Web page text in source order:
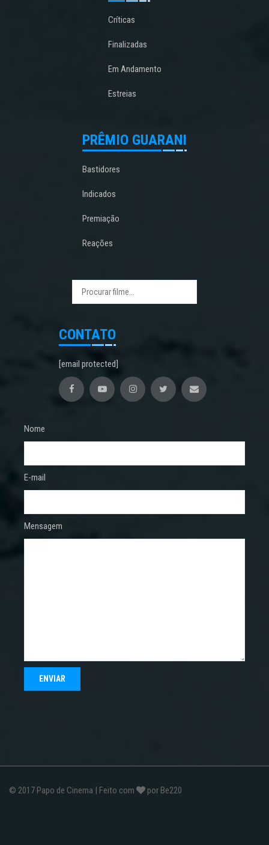
Críticas
Finalizadas
Em Andamento
Estreias
PRÊMIO GUARANI
Bastidores
Indicados
Premiação
Reações
CONTATO
[email protected]
Nome
E-mail
Mensagem
© 2017 Papo de Cinema | Feito com por Be220